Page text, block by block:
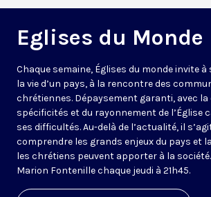
Eglises du Monde
Chaque semaine, Églises du monde invite à
la vie d’un pays, à la rencontre des
chrétiennes. Dépaysement garanti, avec la
spécificités et du rayonnement de l’Église
ses difficultés. Au-delà de l’actualité, il
comprendre les grands enjeux du pays et
les chrétiens peuvent apporter à la
Marion Fontenille chaque jeudi à 21h45.